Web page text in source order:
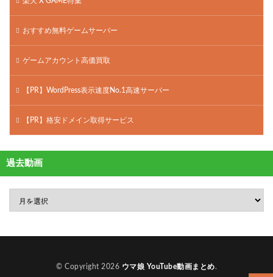
おすすめ無料ゲームサーバー
ゲームアカウント高価買取
【PR】WordPress表示速度No.1高速サーバー
【PR】格安ドメイン取得サービス
過去動画
© Copyright 2026 ウマ娘 YouTube動画まとめ.